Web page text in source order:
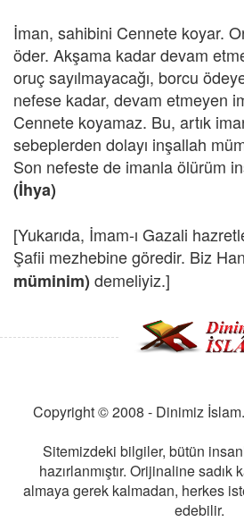
İman, sahibini Cennete koyar.
öder. Akşama kadar devam
oruç sayılmayacağı, borcu
nefese kadar, devam etmeyen
Cennete koyamaz. Bu, artık
sebeplerden dolayı inşallah
Son nefeste de imanla ölürüm
(İhya)
[Yukarıda, İmam-ı Gazali
Şafii mezhebine göredir. Biz
müminim) demeliyiz.]
Copyright © 2008 - Dinimiz İslam.
Sitemizdeki bilgiler, bütün
hazırlanmıştır. Orijinaline sadık
almaya gerek kalmadan, herkes
edebilir.